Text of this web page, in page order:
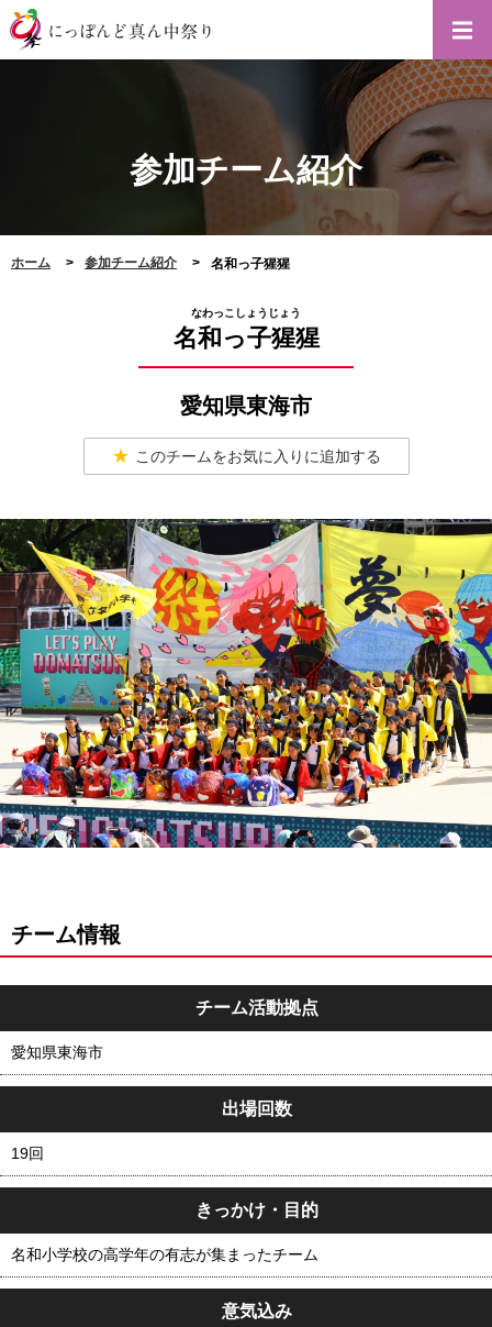
参加チーム紹介
ホーム 参加チーム紹介 名和っ子猩猩
名和っ子猩猩
なわっこしょうじょう
愛知県東海市
このチームをお気に入りに追加する
チーム情報
チーム活動拠点
愛知県東海市
出場回数
19回
きっかけ・目的
名和小学校の高学年の有志が集まったチーム
意気込み